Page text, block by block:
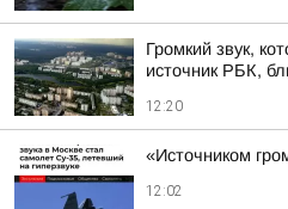
Громкий звук,
источник РБК,
12:20
«Источником
12:02